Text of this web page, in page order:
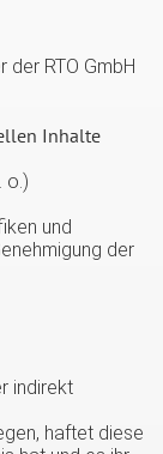
RTO GmbH
Inhalte
o.)
und
der
indirekt
haftet diese